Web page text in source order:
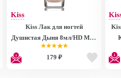
Kiss
Kiss Лак для ногтей
Душистая Дыня 8мл/HD Mini
Nail Polish MNP27
179 ₽